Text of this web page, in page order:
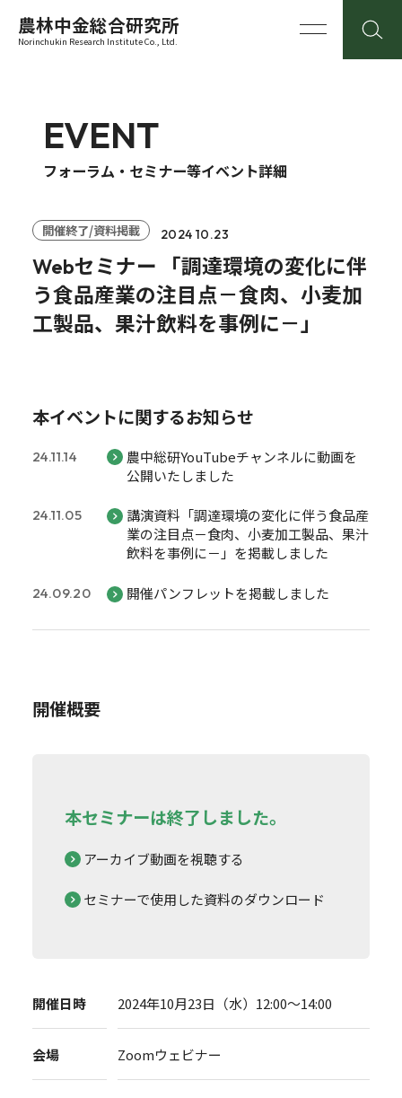
農林中金総合研究所
Norinchukin Research Institute Co., Ltd.
EVENT
フォーラム・セミナー等イベント詳細
開催終了/資料掲載 2024 10.23
Webセミナー 「調達環境の変化に伴
う食品産業の注目点－食肉、小麦加
工製品、果汁飲料を事例に－」
本イベントに関するお知らせ
24.11.14
農中総研YouTubeチャンネルに動画を
公開いたしました
24.11.05
講演資料「調達環境の変化に伴う食品産
業の注目点－食肉、小麦加工製品、果汁
飲料を事例に－」を掲載しました
24.09.20 開催パンフレットを掲載しました
開催概要
本セミナーは終了しました。
アーカイブ動画を視聴する
セミナーで使用した資料のダウンロード
開催日時 2024年10月23日（水）12:00～14:00
会場 Zoomウェビナー